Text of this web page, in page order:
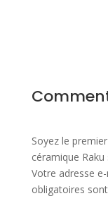
Soyez le
céramique
Votre adresse
obligatoires